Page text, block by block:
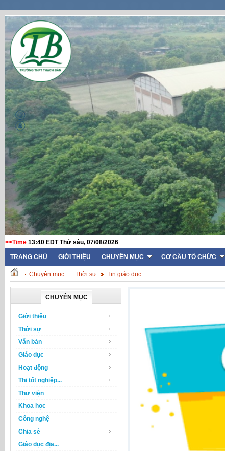
>>Time 13:40 EDT Thứ sáu, 07/08/2026
TRANG CHỦ
GIỚI THIỆU CHUYÊN MỤC CƠ CẤU TỔ CHỨC
Chuyên mục Thời sự Tin giáo dục
CHUYÊN MỤC
Giới thiệu
Thời sự
Văn bản
Giáo dục
Hoạt động
Thi tốt nghiệp...
Thư viện
Khoa học
Công nghệ
Chia sẻ
Giáo dục địa...